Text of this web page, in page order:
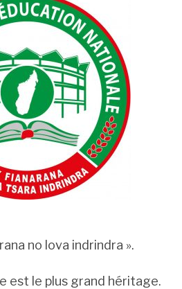
no lova indrindra ».
est le plus grand héritage.